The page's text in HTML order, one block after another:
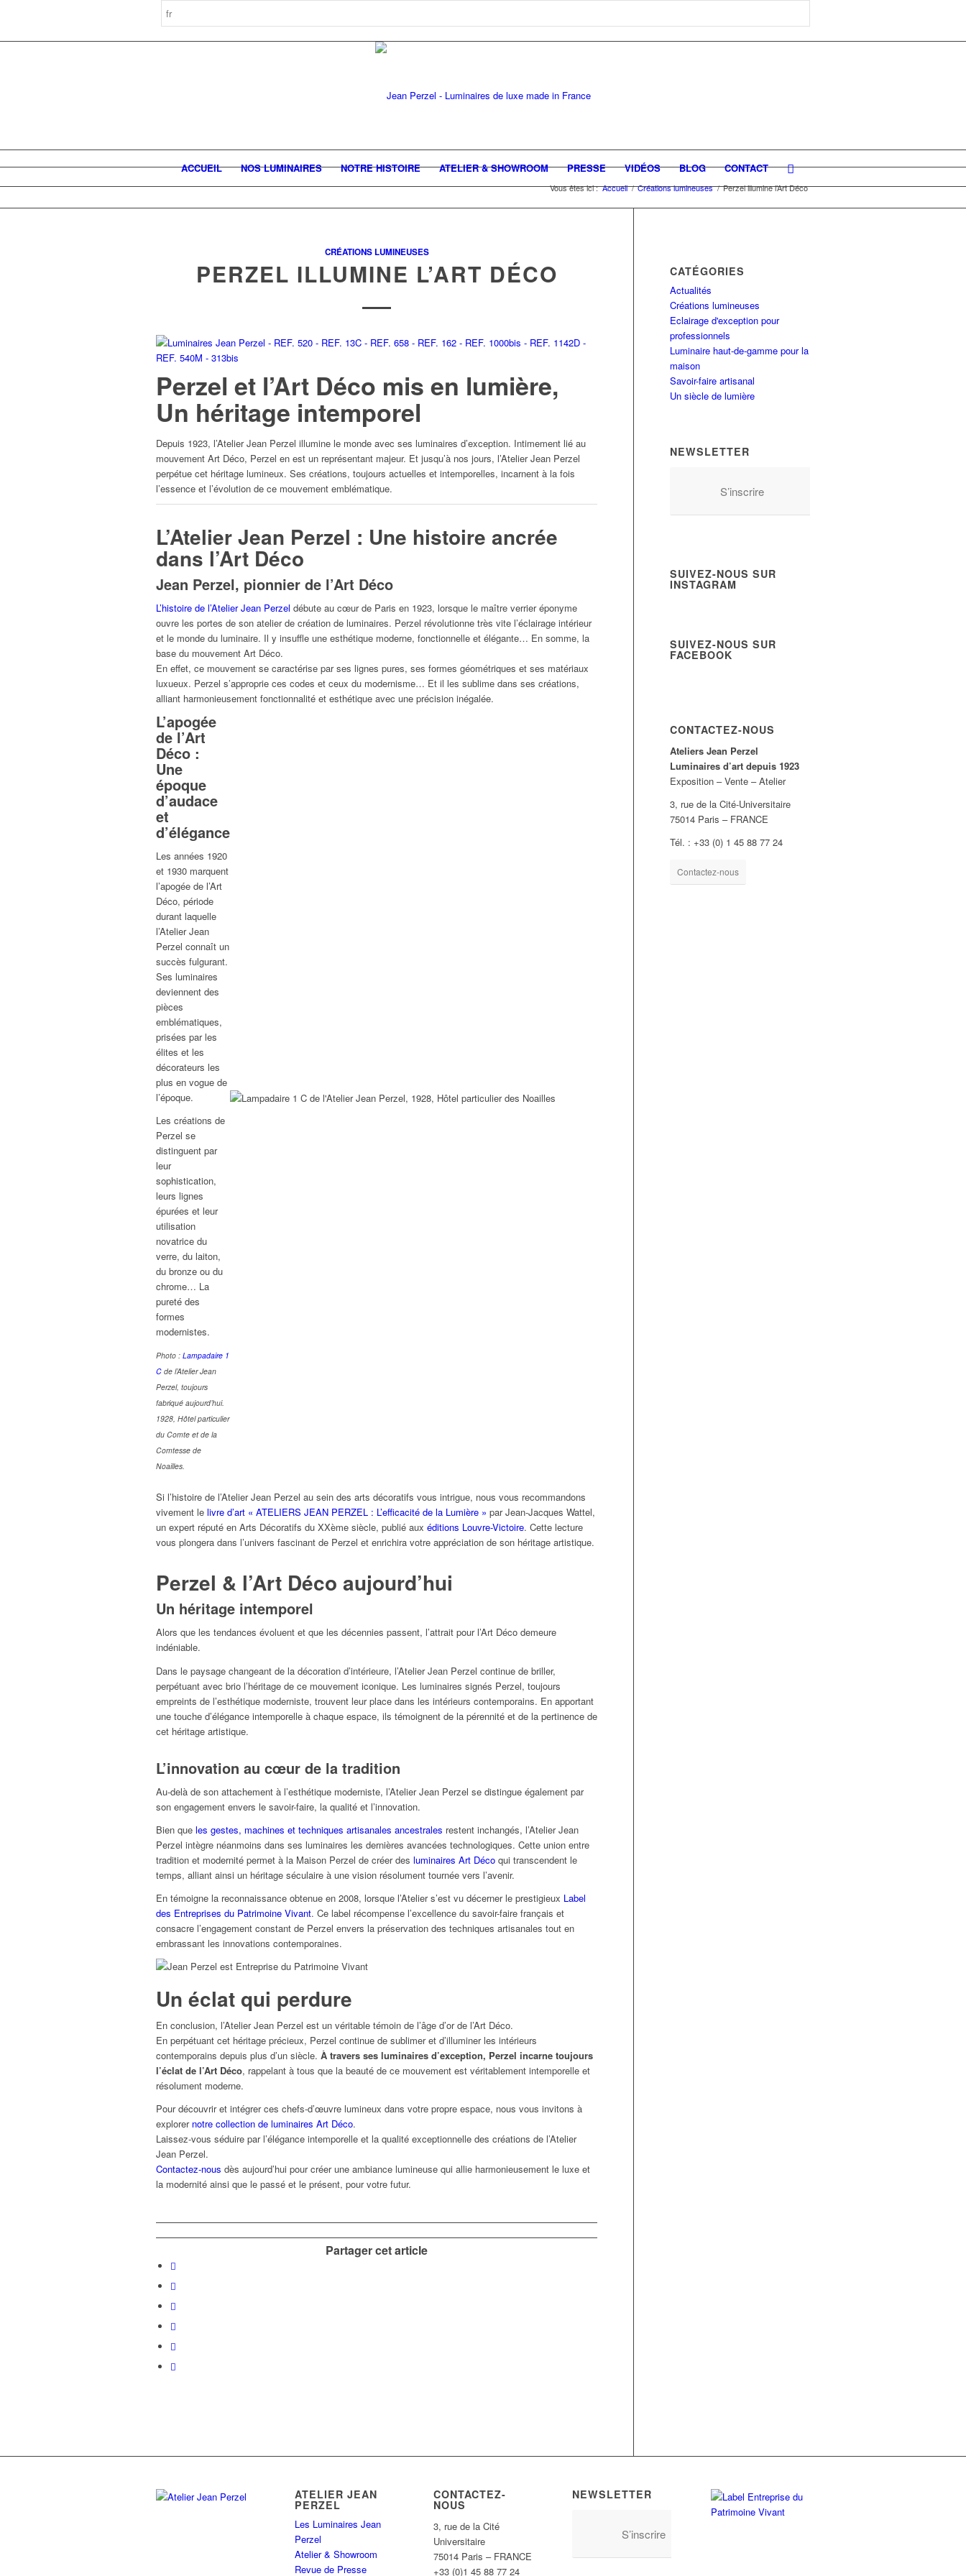
ACCUEIL NOS LUMINAIRES NOTRE HISTOIRE ATELIER & SHOWROOM PRESSE VIDÉOS BLOG CONTACT
Vous êtes ici : Accueil / Créations lumineuses / Perzel illumine l’Art Déco
CRÉATIONS LUMINEUSES
PERZEL ILLUMINE L’ART DÉCO
Perzel et l’Art Déco mis en lumière,
Un héritage intemporel
Depuis 1923, l’Atelier Jean Perzel illumine le monde avec ses luminaires d’exception. Intimement lié au
mouvement Art Déco, Perzel en est un représentant majeur. Et jusqu’à nos jours, l’Atelier Jean Perzel
perpétue cet héritage lumineux. Ses créations, toujours actuelles et intemporelles, incarnent à la fois
l’essence et l’évolution de ce mouvement emblématique.
L’Atelier Jean Perzel : Une histoire ancrée
dans l’Art Déco
Jean Perzel, pionnier de l’Art Déco
L’histoire de l’Atelier Jean Perzel débute au cœur de Paris en 1923, lorsque le maître verrier éponyme
ouvre les portes de son atelier de création de luminaires. Perzel révolutionne très vite l’éclairage intérieur
et le monde du luminaire. Il y insuffle une esthétique moderne, fonctionnelle et élégante… En somme, la
base du mouvement Art Déco.
En effet, ce mouvement se caractérise par ses lignes pures, ses formes géométriques et ses matériaux
luxueux. Perzel s’approprie ces codes et ceux du modernisme… Et il les sublime dans ses créations,
alliant harmonieusement fonctionnalité et esthétique avec une précision inégalée.
L’apogée
de l’Art
Déco :
Une
époque
d’audace
et
d’élégance
Les années 1920
et 1930 marquent
l’apogée de l’Art
Déco, période
durant laquelle
l’Atelier Jean
Perzel connaît un
succès fulgurant.
Ses luminaires
deviennent des
pièces
emblématiques,
prisées par les
élites et les
décorateurs les
plus en vogue de
l’époque.
Les créations de
Perzel se
distinguent par
leur
sophistication,
leurs lignes
épurées et leur
utilisation
novatrice du
verre, du laiton,
du bronze ou du
chrome… La
pureté des
formes
modernistes.
Photo : Lampadaire 1
C de l’Atelier Jean
Perzel, toujours
fabriqué aujourd’hui.
1928, Hôtel particulier
du Comte et de la
Comtesse de
Noailles.
Si l’histoire de l’Atelier Jean Perzel au sein des arts décoratifs vous intrigue, nous vous recommandons
vivement le livre d’art « ATELIERS JEAN PERZEL : L’efficacité de la Lumière » par Jean-Jacques Wattel,
un expert réputé en Arts Décoratifs du XXème siècle, publié aux éditions Louvre-Victoire. Cette lecture
vous plongera dans l’univers fascinant de Perzel et enrichira votre appréciation de son héritage artistique.
Perzel & l’Art Déco aujourd’hui
Un héritage intemporel
Alors que les tendances évoluent et que les décennies passent, l’attrait pour l’Art Déco demeure
indéniable.
Dans le paysage changeant de la décoration d’intérieure, l’Atelier Jean Perzel continue de briller,
perpétuant avec brio l’héritage de ce mouvement iconique. Les luminaires signés Perzel, toujours
empreints de l’esthétique moderniste, trouvent leur place dans les intérieurs contemporains. En apportant
une touche d’élégance intemporelle à chaque espace, ils témoignent de la pérennité et de la pertinence de
cet héritage artistique.
L’innovation au cœur de la tradition
Au-delà de son attachement à l’esthétique moderniste, l’Atelier Jean Perzel se distingue également par
son engagement envers le savoir-faire, la qualité et l’innovation.
Bien que les gestes, machines et techniques artisanales ancestrales restent inchangés, l’Atelier Jean
Perzel intègre néanmoins dans ses luminaires les dernières avancées technologiques. Cette union entre
tradition et modernité permet à la Maison Perzel de créer des luminaires Art Déco qui transcendent le
temps, alliant ainsi un héritage séculaire à une vision résolument tournée vers l’avenir.
En témoigne la reconnaissance obtenue en 2008, lorsque l’Atelier s’est vu décerner le prestigieux Label
des Entreprises du Patrimoine Vivant. Ce label récompense l’excellence du savoir-faire français et
consacre l’engagement constant de Perzel envers la préservation des techniques artisanales tout en
embrassant les innovations contemporaines.
Un éclat qui perdure
En conclusion, l’Atelier Jean Perzel est un véritable témoin de l’âge d’or de l’Art Déco.
En perpétuant cet héritage précieux, Perzel continue de sublimer et d’illuminer les intérieurs
contemporains depuis plus d’un siècle. À travers ses luminaires d’exception, Perzel incarne toujours
l’éclat de l’Art Déco, rappelant à tous que la beauté de ce mouvement est véritablement intemporelle et
résolument moderne.
Pour découvrir et intégrer ces chefs-d’œuvre lumineux dans votre propre espace, nous vous invitons à
explorer notre collection de luminaires Art Déco.
Laissez-vous séduire par l’élégance intemporelle et la qualité exceptionnelle des créations de l’Atelier
Jean Perzel.
Contactez-nous dès aujourd’hui pour créer une ambiance lumineuse qui allie harmonieusement le luxe et
la modernité ainsi que le passé et le présent, pour votre futur.
Partager cet article
CATÉGORIES
Actualités
Créations lumineuses
Eclairage d'exception pour
professionnels
Luminaire haut-de-gamme pour la
maison
Savoir-faire artisanal
Un siècle de lumière
NEWSLETTER
S’inscrire
SUIVEZ-NOUS SUR
INSTAGRAM
SUIVEZ-NOUS SUR
FACEBOOK
CONTACTEZ-NOUS
Ateliers Jean Perzel
Luminaires d’art depuis 1923
Exposition – Vente – Atelier
3, rue de la Cité-Universitaire
75014 Paris – FRANCE
Tél. : +33 (0) 1 45 88 77 24
Contactez-nous
ATELIER JEAN
PERZEL
Les Luminaires Jean
Perzel
Atelier & Showroom
Revue de Presse
CONTACTEZ-
NOUS
3, rue de la Cité
Universitaire
75014 Paris – FRANCE
+33 (0)1 45 88 77 24
NEWSLETTER
S’inscrire